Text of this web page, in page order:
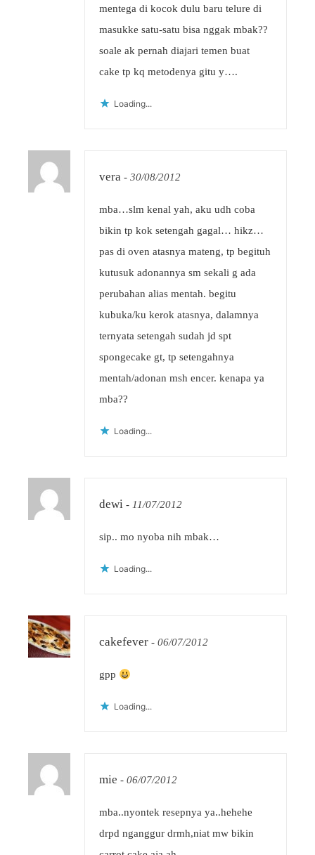
mentega di kocok dulu baru telure di
masukke satu-satu bisa nggak mbak??
soale ak pernah diajari temen buat
cake tp kq metodenya gitu y….
Loading...
vera - 30/08/2012
mba…slm kenal yah, aku udh coba
bikin tp kok setengah gagal… hikz…
pas di oven atasnya mateng, tp begituh
kutusuk adonannya sm sekali g ada
perubahan alias mentah. begitu
kubuka/ku kerok atasnya, dalamnya
ternyata setengah sudah jd spt
spongecake gt, tp setengahnya
mentah/adonan msh encer. kenapa ya
mba??
Loading...
dewi - 11/07/2012
sip.. mo nyoba nih mbak…
Loading...
cakefever - 06/07/2012
gpp
Loading...
mie - 06/07/2012
mba..nyontek resepnya ya..hehehe
drpd nganggur drmh,niat mw bikin